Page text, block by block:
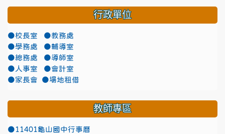
行政單位
●校長室
●教務處
●學務處
●輔導室
●總務處
●導師室
●人事室
●會計室
●家長會
●場地租借
教師專區
●11401龜山國中行事曆